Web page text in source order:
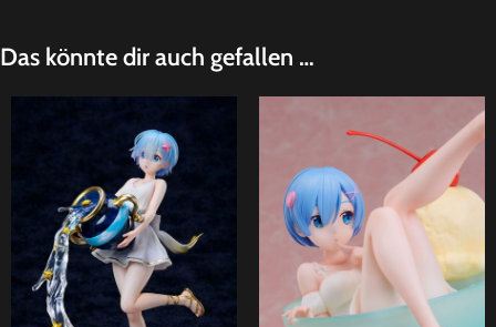
Das könnte dir auch gefallen …